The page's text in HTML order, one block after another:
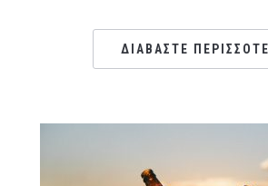
ΔΙΑΒΑΣΤΕ